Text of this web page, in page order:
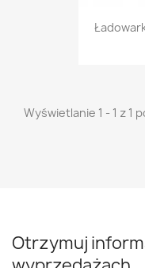
Wyświetlanie 1 - 1 z 1
Otrzymuj